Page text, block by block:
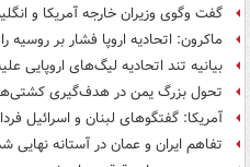
گفت وگوی وزیران خارجه آمریکا و
ماکرون: اتحادیه اروپا فشار بر روسیه
بیانیه تند اتحادیه لیگ‌های اروپایی
تحول بزرگ یمن در هدف‌گیری
آمریکا: گفتگوهای لبنان و اسرائیل
تفاهم ایران و عمان در آستانه